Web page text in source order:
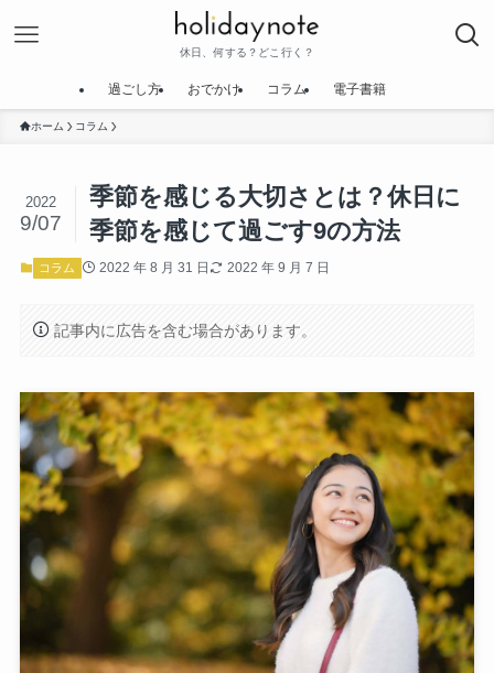
休日、何する？どこ行く？
過ごし方 おでかけ コラム 電子書籍
ホーム コラム
季節を感じる大切さとは？休日に
季節を感じて過ごす9の方法
2022
9/07
コラム 2022 年 8 月 31 日 2022 年 9 月 7 日
記事内に広告を含む場合があります。